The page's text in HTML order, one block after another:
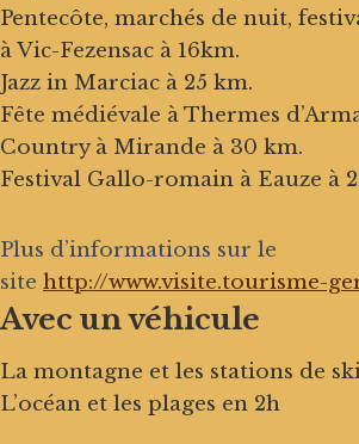
Pentecôte, marchés de nuit,
à Vic-Fezensac à 16km.
Jazz in Marciac à 25 km.
Fête médiévale à Thermes
Country à Mirande à 30 km.
Festival Gallo-romain à Eauze à
Plus d’informations sur le
site http://www.visite.tourisme-
Avec un véhicule
La montagne et les stations de
L’océan et les plages en 2h